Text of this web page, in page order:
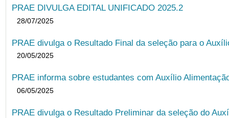
PRAE DIVULGA EDITAL UNIFICADO 2025.2
28/07/2025
PRAE divulga o Resultado Final da seleção para o
20/05/2025
PRAE informa sobre estudantes com Auxílio
06/05/2025
PRAE divulga o Resultado Preliminar da seleção do